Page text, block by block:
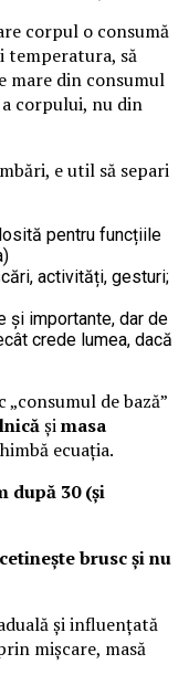
corpul o consumă
temperatura, să
mare din consumul
corpului, nu din
e util să separi
pentru funcțiile
activități, gesturi;
și importante, dar de
crede lumea, dacă
de bază”
șimasa
ecuația.
după 30 (și
brusc și nu
și influențată
mișcare, masă